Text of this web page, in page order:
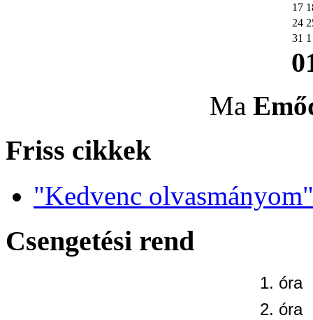
17
24
31 1
Ma
Friss cikkek
"Kedvenc
Csengetési rend
1. óra
2. óra